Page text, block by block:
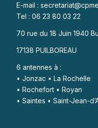
E-mail :
Tel : 06 23 80 03 22
70 rue du 18 Juin 1940
17138 PUILBOREAU
6 antennes à :
• Jonzac • La Rochelle
• Rochefort • Royan
• Saintes • Saint-Jean-